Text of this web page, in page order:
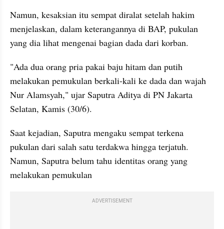
Namun, kesaksian itu sempat diralat setelah hakim
menjelaskan, dalam keterangannya di BAP, pukulan
yang dia lihat mengenai bagian dada dari korban.
"Ada dua orang pria pakai baju hitam dan putih
melakukan pemukulan berkali-kali ke dada dan wajah
Nur Alamsyah," ujar Saputra Aditya di PN Jakarta
Selatan, Kamis (30/6).
Saat kejadian, Saputra mengaku sempat terkena
pukulan dari salah satu terdakwa hingga terjatuh.
Namun, Saputra belum tahu identitas orang yang
melakukan pemukulan
ADVERTISEMENT